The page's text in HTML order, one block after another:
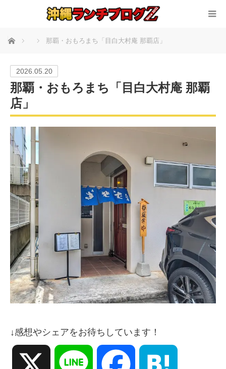
ホーム 那覇・おもろまち「目白大村庵 那覇店」
2026.05.20
那覇・おもろまち「目白大村庵 那覇
店」
↓感想やシェアをお待ちしています！
Line Facebook